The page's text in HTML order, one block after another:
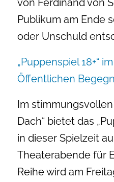
von Ferdinand von
Publikum am Ende
oder Unschuld
„Puppenspiel 18+“
Öffentlichen
Im
Dach“ bietet das
in dieser Spielzeit
Theaterabende für
Reihe wird am